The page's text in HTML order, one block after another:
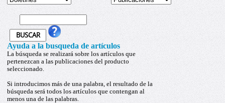
Ayuda a la busqueda de artículos
La búsqueda se realizará sobre los artículos que
pertenezcan a las publicaciones del producto
seleccionado.
Si introducimos más de una palabra, el resultado de la
búsqueda será todos los artículos que contengan al
menos una de las palabras.